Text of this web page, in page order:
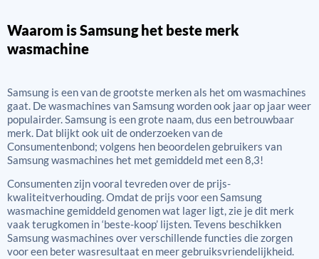
Waarom is Samsung het beste merk
wasmachine
Samsung is een van de grootste merken als het om wasmachines
gaat. De wasmachines van Samsung worden ook jaar op jaar weer
populairder. Samsung is een grote naam, dus een betrouwbaar
merk. Dat blijkt ook uit de onderzoeken van de
Consumentenbond; volgens hen beoordelen gebruikers van
Samsung wasmachines het met gemiddeld met een 8,3!
Consumenten zijn vooral tevreden over de prijs-
kwaliteitverhouding. Omdat de prijs voor een Samsung
wasmachine gemiddeld genomen wat lager ligt, zie je dit merk
vaak terugkomen in ‘beste-koop’ lijsten. Tevens beschikken
Samsung wasmachines over verschillende functies die zorgen
voor een beter wasresultaat en meer gebruiksvriendelijkheid.